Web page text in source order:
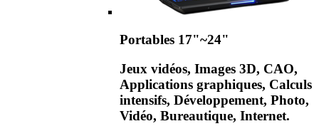
Portables 17"~24"
Jeux vidéos, Images 3D, CAO,
Applications graphiques, Calculs
intensifs, Développement, Photo,
Vidéo, Bureautique, Internet.